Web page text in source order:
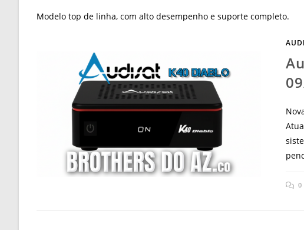
Modelo top de linha, com alto desempenho e suporte completo.
0